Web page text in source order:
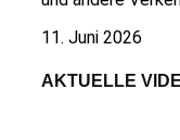
11. Juni 2026
AKTUELLE